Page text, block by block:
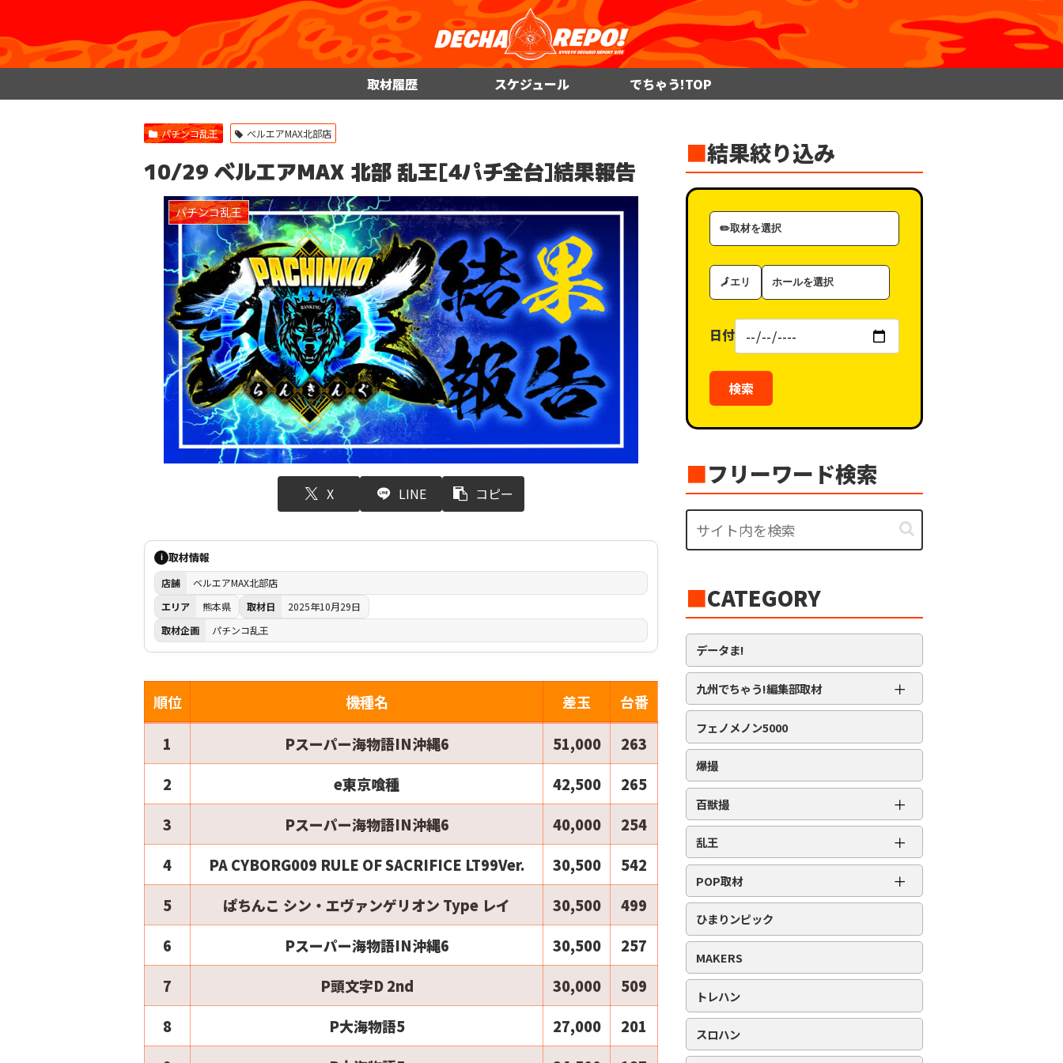
取材履歴 スケジュール でちゃう!TOP
パチンコ乱王 ベルエアMAX北部店
10/29 ベルエアMAX 北部 乱王[4パチ全台]結果報告
パチンコ乱王
X LINE コピー
i 取材情報
店舗
ベルエアMAX北部店
エリア
熊本県 取材日
2025年10月29日
取材企画
パチンコ乱王
順位 機種名 差玉 台番
1 Pスーパー海物語IN沖縄6 51,000
263
2
e東京喰種 42,500
265
3
Pスーパー海物語IN沖縄6 40,000
254
4
PA CYBORG009 RULE OF SACRIFICE LT99Ver. 30,500
542
5
ぱちんこ シン・エヴァンゲリオン Type レイ 30,500
499
6
Pスーパー海物語IN沖縄6 30,500
257
7
P頭文字D 2nd 30,000
509
8
P大海物語5 27,000
201
■結果絞り込み
取
材
ゴ
ー
エ
リ
ホ
ー
（タ
グ）
日付
検索
■フリーワード検索
■CATEGORY
データま!
九州でちゃう!編集部取材 ＋
編集部取材［ダイヤ］
編集部取材［金］
編集部取材［スロット対象機種アリ］
フェノメノン5000
爆撮
百獣撮 ＋
百獣撮-改-［ライオン］
百獣撮［ゴリラ］
百獣撮-改-［ゴリラ］
百獣撮［ゾウ］
乱王 ＋
スロット乱王
パチンコ乱王
POP取材 ＋
周年番付
POP番付
PICK番付
ひまりンピック
MAKERS
トレハン
スロハン